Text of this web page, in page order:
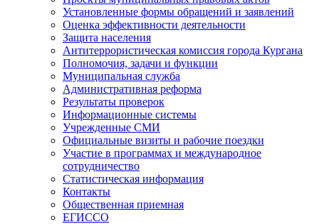
Установленные формы обращений и заявлений
Оценка эффективности деятельности
Защита населения
Антитеррористическая комиссия города Кургана
Полномочия, задачи и функции
Муниципальная служба
Административная реформа
Результаты проверок
Информационные системы
Учрежденные СМИ
Официальные визиты и рабочие поездки
Участие в программах и международное
сотрудничество
Статистическая информация
Контакты
Общественная приемная
ЕГИССО